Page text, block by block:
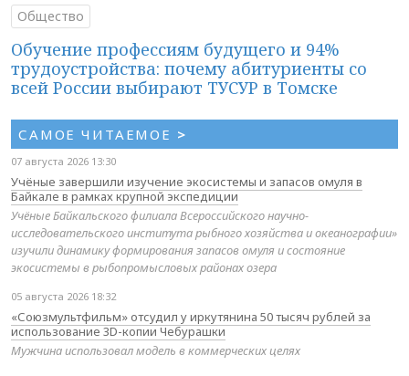
Общество
Обучение профессиям будущего и 94%
трудоустройства: почему абитуриенты со
всей России выбирают ТУСУР в Томске
САМОЕ ЧИТАЕМОЕ >
07 августа 2026 13:30
Учёные завершили изучение экосистемы и запасов омуля в
Байкале в рамках крупной экспедиции
Учёные Байкальского филиала Всероссийского научно-
исследовательского института рыбного хозяйства и океанографии»
изучили динамику формирования запасов омуля и состояние
экосистемы в рыбопромысловых районах озера
05 августа 2026 18:32
«Союзмультфильм» отсудил у иркутянина 50 тысяч рублей за
использование 3D-копии Чебурашки
Мужчина использовал модель в коммерческих целях